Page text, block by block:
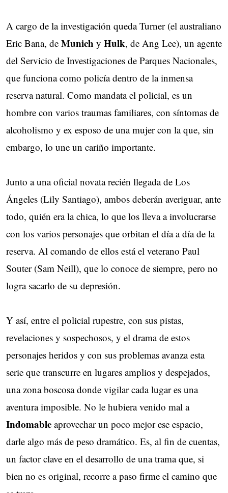
A cargo de la investigación queda Turner (el australiano
Eric Bana, de Munich y Hulk, de Ang Lee), un agente
del Servicio de Investigaciones de Parques Nacionales,
que funciona como policía dentro de la inmensa
reserva natural. Como mandata el policial, es un
hombre con varios traumas familiares, con síntomas de
alcoholismo y ex esposo de una mujer con la que, sin
embargo, lo une un cariño importante.
Junto a una oficial novata recién llegada de Los
Ángeles (Lily Santiago), ambos deberán averiguar, ante
todo, quién era la chica, lo que los lleva a involucrarse
con los varios personajes que orbitan el día a día de la
reserva. Al comando de ellos está el veterano Paul
Souter (Sam Neill), que lo conoce de siempre, pero no
logra sacarlo de su depresión.
Y así, entre el policial rupestre, con sus pistas,
revelaciones y sospechosos, y el drama de estos
personajes heridos y con sus problemas avanza esta
serie que transcurre en lugares amplios y despejados,
una zona boscosa donde vigilar cada lugar es una
aventura imposible. No le hubiera venido mal a
Indomable aprovechar un poco mejor ese espacio,
darle algo más de peso dramático. Es, al fin de cuentas,
un factor clave en el desarrollo de una trama que, si
bien no es original, recorre a paso firme el camino que